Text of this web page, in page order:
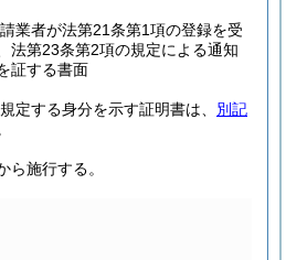
業者が法第21条第1項の登録を受
法第23条第2項の規定による通知
証する書面
定する身分を示す証明書は、 別記
ら施行する。